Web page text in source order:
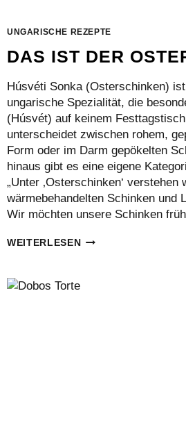
UNGARISCHE REZEPTE
DAS IST DER
Húsvéti Sonka (Osterschinken)
ungarische Spezialität, die
(Húsvét) auf keinem
unterscheidet zwischen rohem,
Form oder im Darm gepökelten
hinaus gibt es eine eigene
„Unter ‚Osterschinken‘ verstehen
wärmebehandelten Schinken und
Wir möchten unsere Schinken
WEITERLESENDAS